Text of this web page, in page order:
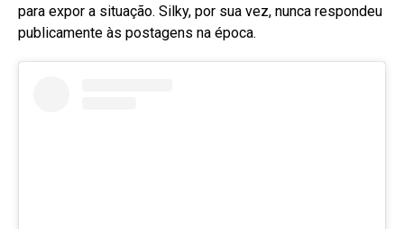
para expor a situação. Silky, por sua vez, nunca respondeu
publicamente às postagens na época.